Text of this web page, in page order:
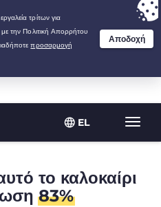
EL
2.1666666666667-years at $
το καλοκαίρι
83%